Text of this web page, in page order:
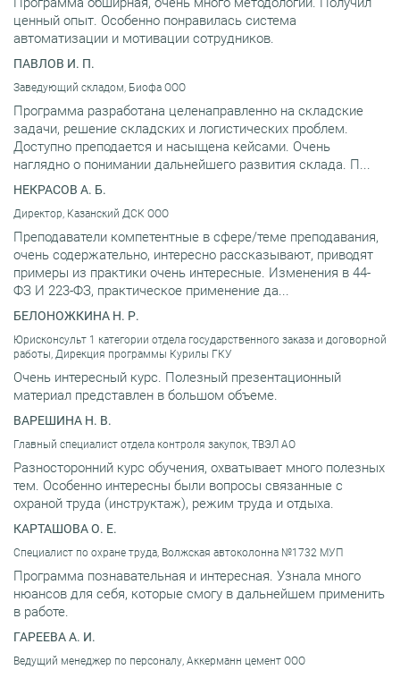
ценный опыт. Особенно понравилась система
автоматизации и мотивации сотрудников.
ПАВЛОВ И. П.
Заведующий складом, Биофа ООО
Программа разработана целенаправленно на складские
задачи, решение складских и логистических проблем.
Доступно преподается и насыщена кейсами. Очень
наглядно о понимании дальнейшего развития склада. П...
НЕКРАСОВ А. Б.
Директор, Казанский ДСК ООО
Преподаватели компетентные в сфере/теме преподавания,
очень содержательно, интересно рассказывают, приводят
примеры из практики очень интересные. Изменения в 44-
ФЗ И 223-ФЗ, практическое применение да...
БЕЛОНОЖКИНА Н. Р.
Юрисконсульт 1 категории отдела государственного заказа и договорной
работы, Дирекция программы Курилы ГКУ
Очень интересный курс. Полезный презентационный
материал представлен в большом объеме.
ВАРЕШИНА Н. В.
Главный специалист отдела контроля закупок, ТВЭЛ АО
Разносторонний курс обучения, охватывает много полезных
тем. Особенно интересны были вопросы связанные с
охраной труда (инструктаж), режим труда и отдыха.
КАРТАШОВА О. Е.
Специалист по охране труда, Волжская автоколонна №1732 МУП
Программа познавательная и интересная. Узнала много
нюансов для себя, которые смогу в дальнейшем применить
в работе.
ГАРЕЕВА А. И.
Ведущий менеджер по персоналу, Аккерманн цемент ООО